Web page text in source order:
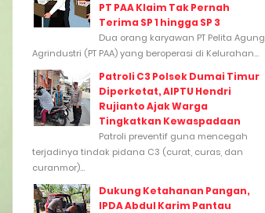
PT PAA Klaim Tak Pernah
Terima SP 1 hingga SP 3
Dua orang karyawan PT Pelita Agung
Agrindustri (PT PAA) yang beroperasi di Kelurahan...
Patroli C3 Polsek Dumai Timur
Diperketat, AIPTU Hendri
Rujianto Ajak Warga
Tingkatkan Kewaspadaan
Patroli preventif guna mencegah
terjadinya tindak pidana C3 (curat, curas, dan
curanmor)...
Dukung Ketahanan Pangan,
IPDA Abdul Karim Pantau